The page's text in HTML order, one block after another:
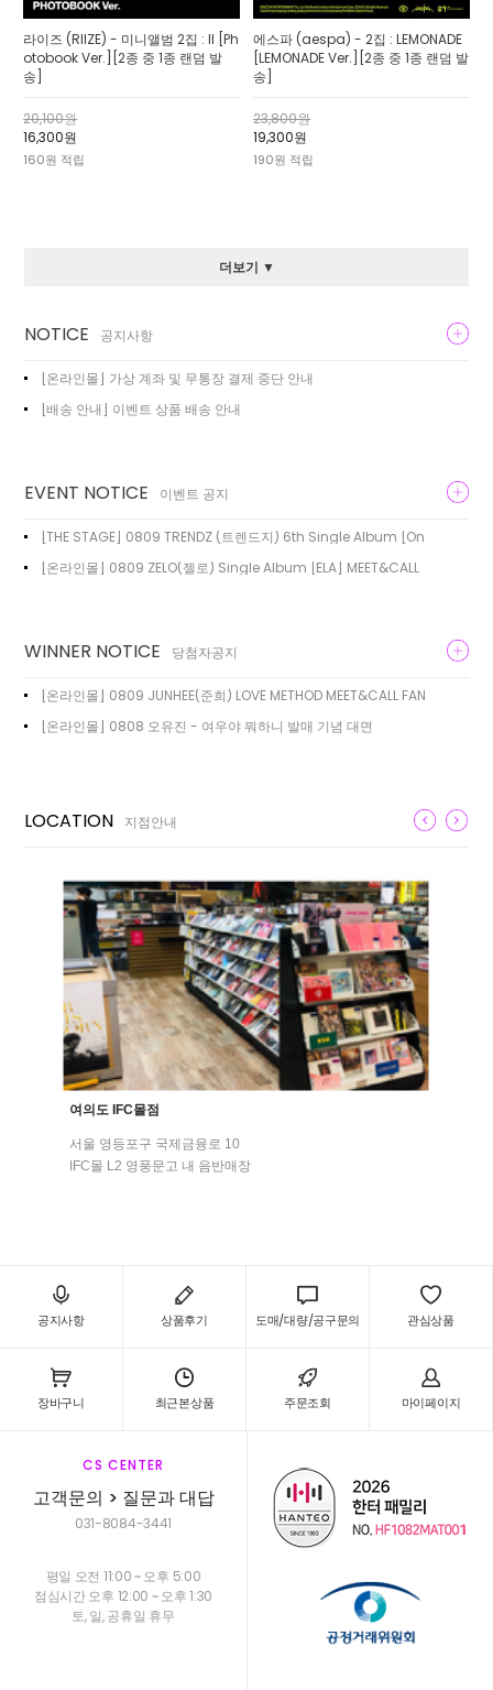
라이즈 (RIIZE) - 미니앨범 2집 : II [Ph
otobook Ver.][2종 중 1종 랜덤 발
송]
20,100원
16,300원
160원 적립
에스파 (aespa) - 2집 : LEMONADE
[LEMONADE Ver.][2종 중 1종 랜덤 발
송]
23,800원
19,300원
190원 적립
더보기 ▼
NOTICE 공지사항
[온라인몰] 가상 계좌 및 무통장 결제 중단 안내
[배송 안내] 이벤트 상품 배송 안내
EVENT NOTICE 이벤트 공지
[THE STAGE] 0809 TRENDZ (트렌드지) 6th Single Album [On
[온라인몰] 0809 ZELO(젤로) Single Album [ELA] MEET&CALL
WINNER NOTICE 당첨자공지
[온라인몰] 0809 JUNHEE(준희) LOVE METHOD MEET&CALL FAN
[온라인몰] 0808 오유진 - 여우야 뭐하니 발매 기념 대면
LOCATION 지점안내
여의도 IFC몰점
서울 영등포구 국제금융로 10
IFC몰 L2 영풍문고 내 음반매장
공지사항 상품후기 도매/대량/공구문의 관심상품
장바구니 최근본상품 주문조회 마이페이지
CS CENTER
고객문의 > 질문과 대답
031-8084-3441
평일 오전 11:00 ~ 오후 5:00
점심시간 오후 12:00 ~ 오후 1:30
토, 일, 공휴일 휴무